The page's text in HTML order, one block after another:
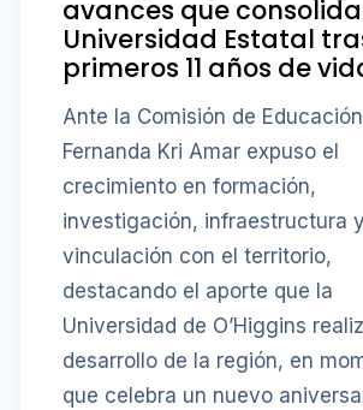
avances que
Universidad Estatal
primeros 11 años de
Ante la Comisión de
Fernanda Kri Amar expuso el
crecimiento en formación,
investigación, infraestructura y
vinculación con el territorio,
destacando el aporte que la
Universidad de O’Higgins
desarrollo de la región, en
que celebra un nuevo